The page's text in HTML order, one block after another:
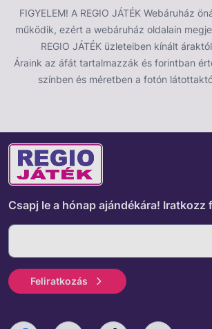
FIGYELEM! A REGIO JÁTÉK Webáruház
működik, ezért a webáruház oldalain
REGIO JÁTÉK üzleteiben kínált
Áraink az áfát tartalmazzák és forintban
színben és méretben a fotón
Csapj le a hónap ajándékára! Iratkozz
Feliratkozás